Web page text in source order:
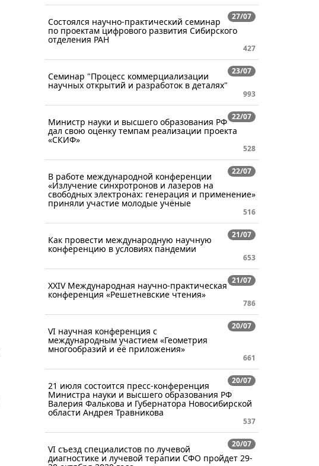
27/07
Состоялся научно-практический семинар
по проектам цифрового развития Сибирского
отделения РАН
427
23/07
Семинар "Процесс коммерциализации
научных открытий и разработок в деталях"
993
22/07
Министр науки и высшего образования РФ
дал свою оценку темпам реализации проекта
«СКИФ»
528
22/07
В работе международной конференции
«Излучение синхротронов и лазеров на
свободных электронах: генерация и применение»
приняли участие молодые учёные
516
21/07
Как провести международную научную
конференцию в условиях пандемии
653
21/07
XXIV Международная научно-практическая
конференция «Решетневские чтения»
786
20/07
VI научная конференция с
международным участием «Геометрия
многообразий и её приложения»
661
20/07
21 июля состоится пресс-конференция
Министра науки и высшего образования РФ
Валерия Фалькова и Губернатора Новосибирской
области Андрея Травникова
537
20/07
VI съезд специалистов по лучевой
диагностике и лучевой терапии СФО пройдет 29-